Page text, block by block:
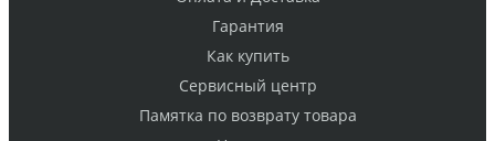
Гарантия
Как купить
Cервисный центр
Памятка по возврату товара